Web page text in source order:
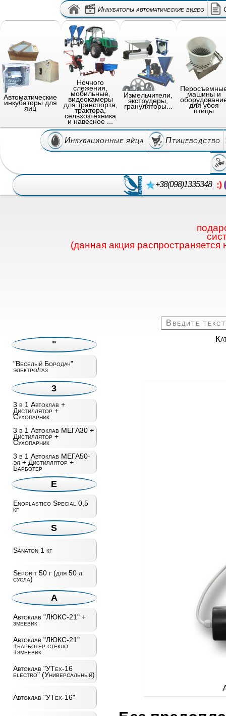
Инкубаторы автоматические видео
Автоматические
инкубаторы для
яиц
Ночного
слежения,
мобильные,
видеокамеры
для транспорта,
трактора,
сельхозтехника
и навесное ...
Измельчители,
экструдеры,
грануляторы...
машины и
для убоя
птицы
Инкубационные яйца Птицеводство
+38(098)1335348
(данная акция
"
"Веселый Бородач"
электро/газ
3
3 в 1 Автоклав +
Дистиллятор +
Сухопарник
3 в 1 Автоклав МЕГА30 +
Дистиллятор +
Сухопарник
3 в 1 Автоклав МЕГА50-
эл + Дистиллятор +
Барботер
E
Enoplastico Special 0,5
кг
S
Sanaton 1 кг
Seporit 50 г (для 50 л
сусла)
А
Автоклав "ЛЮКС-21" +
змеевик
Автоклав "ЛЮКС-21"
+барботер стекло
+змеевик
Автоклав "УТех-16
electro" (Универсальный)
Автоклав "УТех-16"